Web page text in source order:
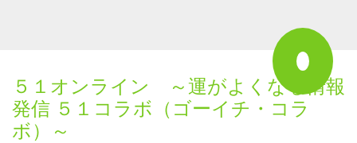
５１オンライン ～運がよくなる情報
発信 ５１コラボ（ゴーイチ・コラ
ボ）～